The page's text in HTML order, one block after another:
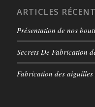
ARTICLES
Présentation de nos
Secrets De Fabrication
Fabrication des aiguilles